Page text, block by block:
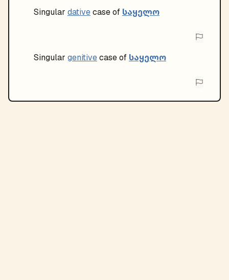
Singular dativecase of საყელო
Singular genitivecase of საყელო